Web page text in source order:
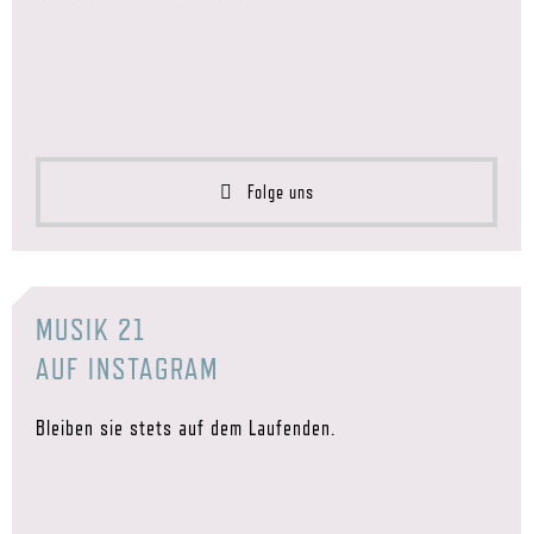
Folge uns
MUSIK 21
AUF INSTAGRAM
Bleiben sie stets auf dem Laufenden.